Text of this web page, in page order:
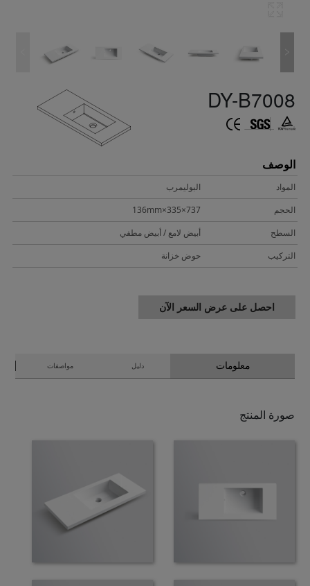
DY-B7008
الوصف
المواد
البوليمرب
الحجم
737×335×136mm
السطح
أبيض لامع / أبيض مطفي
التركيب
حوض خزانة
احصل على عرض السعر الآن
معلومات دليل مواصفات
صورة المنتج